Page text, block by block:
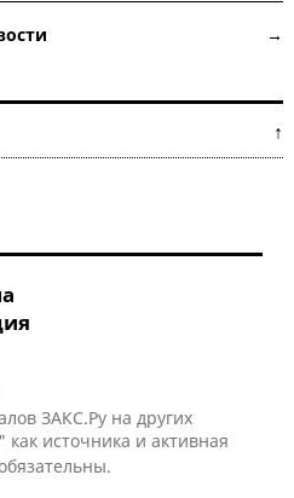
новости →
персон ↑
ЗАКС.Ру на других
как источника и активная